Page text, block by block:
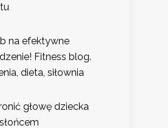
na efektywne
Fitness blog.
dieta, siłownia
głowę dziecka